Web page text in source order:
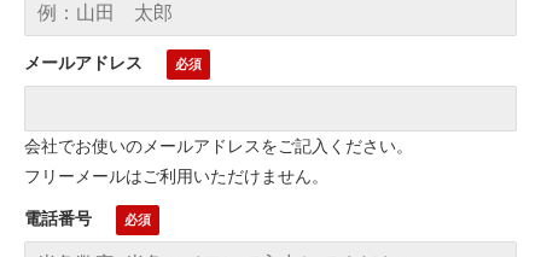
メールアドレス
会社でお使いのメールアドレスをご記入ください。
フリーメールはご利用いただけません。
電話番号